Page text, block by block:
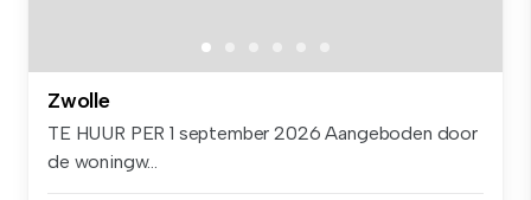
Zwolle
TE HUUR PER 1 september 2026 Aangeboden door
de woningw...